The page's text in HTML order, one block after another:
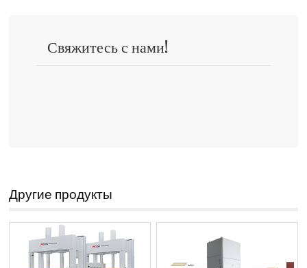
Свяжитесь с нами!
Другие продукты